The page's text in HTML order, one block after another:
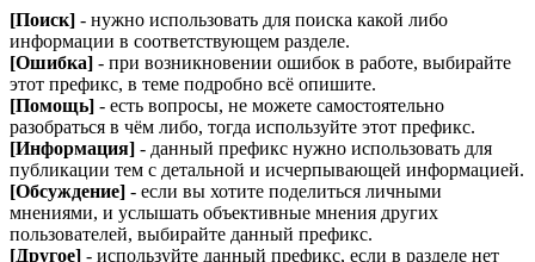
[Поиск] - нужно использовать для поиска какой либо
информации в соответствующем разделе.
[Ошибка] - при возникновении ошибок в работе, выбирайте
этот префикс, в теме подробно всё опишите.
[Помощь] - есть вопросы, не можете самостоятельно
разобраться в чём либо, тогда используйте этот префикс.
[Информация] - данный префикс нужно использовать для
публикации тем с детальной и исчерпывающей информацией.
[Обсуждение] - если вы хотите поделиться личными
мнениями, и услышать объективные мнения других
пользователей, выбирайте данный префикс.
[Другое] - используйте данный префикс, если в разделе нет